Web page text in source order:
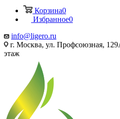
Корзина0
Избранное0
info@ligero.ru
г. Москва, ул. Профсоюзная,
этаж